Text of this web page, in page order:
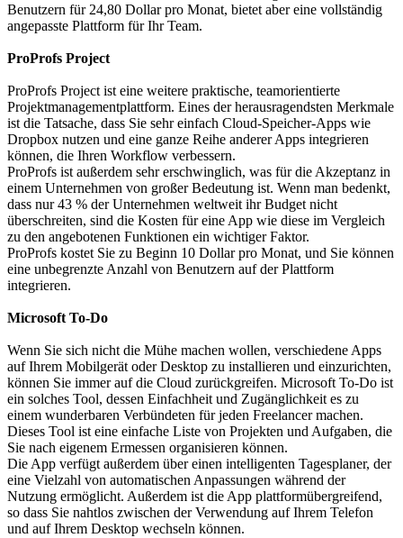
Benutzern für 24,80 Dollar pro Monat, bietet aber eine vollständig
angepasste Plattform für Ihr Team.
ProProfs Project
ProProfs Project ist eine weitere praktische, teamorientierte
Projektmanagementplattform. Eines der herausragendsten Merkmale
ist die Tatsache, dass Sie sehr einfach Cloud-Speicher-Apps wie
Dropbox nutzen und eine ganze Reihe anderer Apps integrieren
können, die Ihren Workflow verbessern.
ProProfs ist außerdem sehr erschwinglich, was für die Akzeptanz in
einem Unternehmen von großer Bedeutung ist. Wenn man bedenkt,
dass nur 43 % der Unternehmen weltweit ihr Budget nicht
überschreiten, sind die Kosten für eine App wie diese im Vergleich
zu den angebotenen Funktionen ein wichtiger Faktor.
ProProfs kostet Sie zu Beginn 10 Dollar pro Monat, und Sie können
eine unbegrenzte Anzahl von Benutzern auf der Plattform
integrieren.
Microsoft To-Do
Wenn Sie sich nicht die Mühe machen wollen, verschiedene Apps
auf Ihrem Mobilgerät oder Desktop zu installieren und einzurichten,
können Sie immer auf die Cloud zurückgreifen. Microsoft To-Do ist
ein solches Tool, dessen Einfachheit und Zugänglichkeit es zu
einem wunderbaren Verbündeten für jeden Freelancer machen.
Dieses Tool ist eine einfache Liste von Projekten und Aufgaben, die
Sie nach eigenem Ermessen organisieren können.
Die App verfügt außerdem über einen intelligenten Tagesplaner, der
eine Vielzahl von automatischen Anpassungen während der
Nutzung ermöglicht. Außerdem ist die App plattformübergreifend,
so dass Sie nahtlos zwischen der Verwendung auf Ihrem Telefon
und auf Ihrem Desktop wechseln können.